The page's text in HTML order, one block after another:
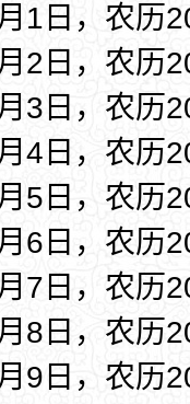
1日，农历
2日，农历
3日，农历
4日，农历
5日，农历
6日，农历
7日，农历
8日，农历
9日，农历